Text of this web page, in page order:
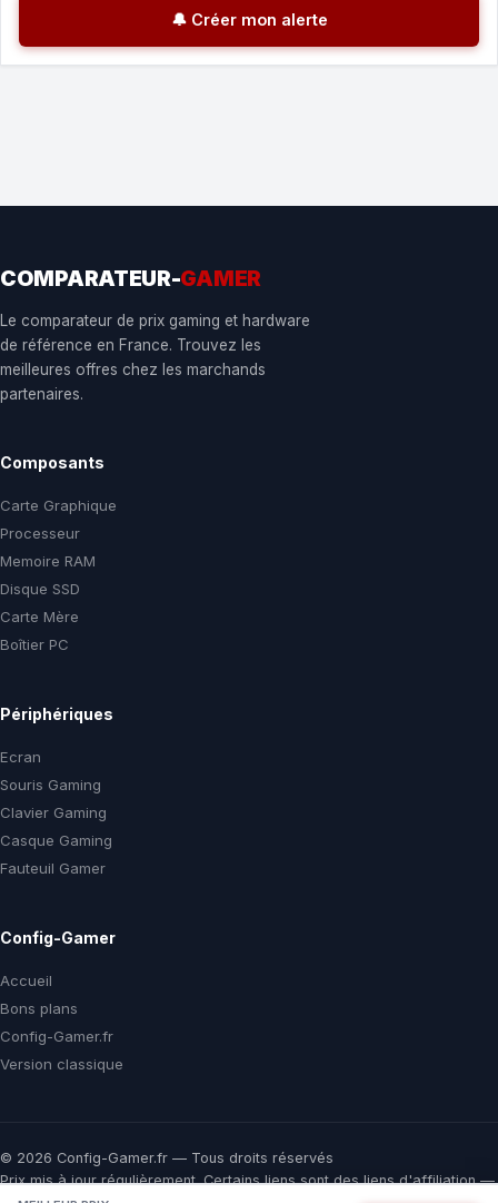
🔔 Créer mon alerte
COMPARATEUR-GAMER
Le comparateur de prix gaming et hardware
de référence en France. Trouvez les
meilleures offres chez les marchands
partenaires.
Composants
Carte Graphique
Processeur
Memoire RAM
Disque SSD
Carte Mère
Boîtier PC
Périphériques
Ecran
Souris Gaming
Clavier Gaming
Casque Gaming
Fauteuil Gamer
Config-Gamer
Accueil
Bons plans
Config-Gamer.fr
Version classique
© 2026 Config-Gamer.fr — Tous droits réservés
Prix mis à jour régulièrement. Certains liens sont des liens d'affiliation —